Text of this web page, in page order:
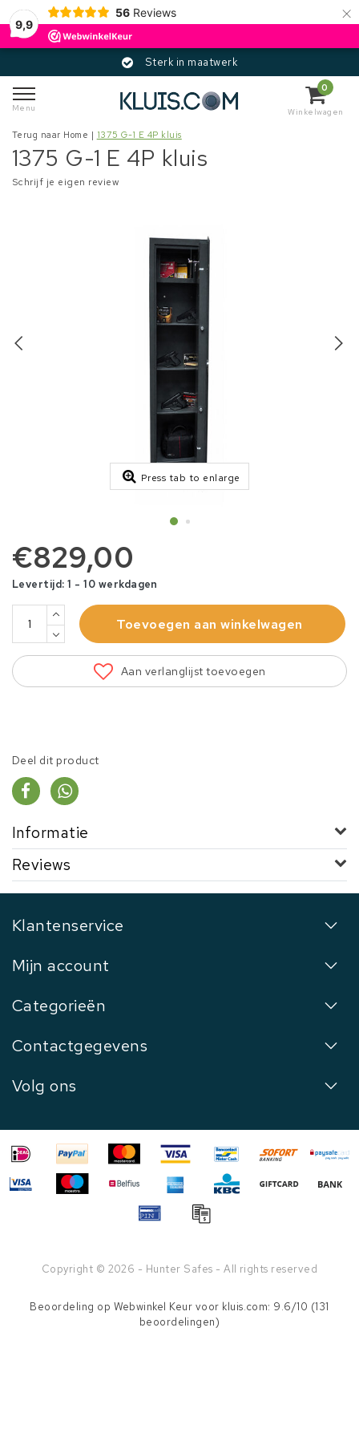
9,9
56 Reviews ×
Sterk in maatwerk
Menu
0
Winkelwagen
Terug naar Home | 1375 G-1 E 4P kluis
1375 G-1 E 4P kluis
Schrijf je eigen review
Press tab to enlarge
€829,00
Levertijd: 1 - 10 werkdagen
Toevoegen aan winkelwagen
Aan verlanglijst toevoegen
Deel dit product
Informatie
Reviews
Klantenservice
Mijn account
Categorieën
Contactgegevens
Volg ons
Copyright © 2026 - Hunter Safes - All rights reserved
Beoordeling op Webwinkel Keur voor kluis.com: 9.6/10 (131
beoordelingen)